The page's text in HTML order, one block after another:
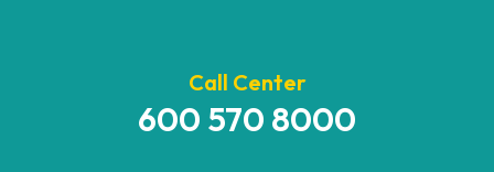
Call Center
600 570 8000